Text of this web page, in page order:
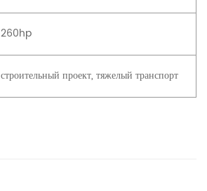
260hp
строительный проект, тяжелый транспорт